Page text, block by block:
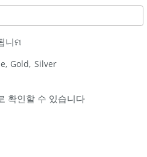
Gold Silver